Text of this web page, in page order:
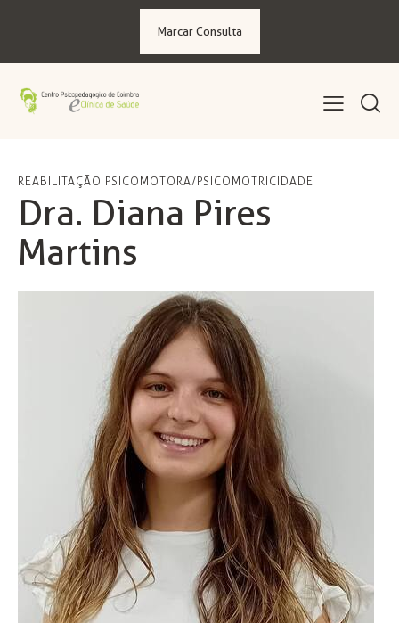
Marcar Consulta
REABILITAÇÃO PSICOMOTORA/PSICOMOTRICIDADE
Dra. Diana Pires
Martins